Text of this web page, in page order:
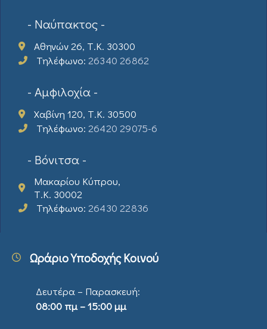
- Ναύπακτος -
Αθηνών 26, Τ.Κ. 30300
Τηλέφωνο: 26340 26862
- Αμφιλοχία -
Χαβίνη 120, Τ.Κ. 30500
Τηλέφωνο: 26420 29075-6
- Βόνιτσα -
Μακαρίου Κύπρου,
Τ.Κ. 30002
Τηλέφωνο: 26430 22836
Ωράριο Υποδοχής Κοινού
Δευτέρα – Παρασκευή:
08:00 πμ – 15:00 μμ